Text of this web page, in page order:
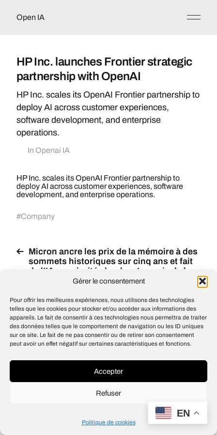
Gérer le consentement
Pour offrir les meilleures expériences, nous utilisons des technologies
telles que les cookies pour stocker et/ou accéder aux informations des
appareils. Le fait de consentir à ces technologies nous permettra de traiter
des données telles que le comportement de navigation ou les ID uniques
sur ce site. Le fait de ne pas consentir ou de retirer son consentement
peut avoir un effet négatif sur certaines caractéristiques et fonctions.
Accepter
Refuser
Politique de cookies
Open IA
HP Inc. launches Frontier strategic
partnership with OpenAI
HP Inc. scales its OpenAI Frontier partnership to
deploy AI across customer experiences,
software development, and enterprise
operations.
In Openai IA
HP Inc. scales its OpenAI Frontier partnership to
deploy AI across customer experiences, software
development, and enterprise operations.
#Company
Micron ancre les prix de la mémoire à des
sommets historiques sur cinq ans et fait
de l’IA sa priorité absolue. Les prix de la
DRAM ont augmenté de plus de 171 % en
GPT-5.6 preview
, Grok 4.5 beta
,
Google limits Meta
EN